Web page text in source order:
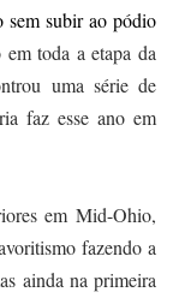
sem subir ao pódio
toda a etapa da
uma série de
faz esse ano em
em Mid-Ohio,
fazendo a
ainda na primeira